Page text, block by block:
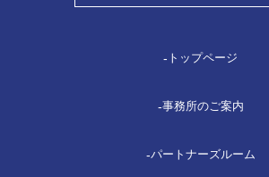
トップページ
事務所のご案内
パートナーズルーム